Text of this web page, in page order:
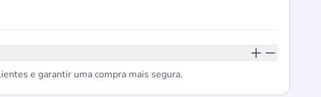
e garantir uma compra mais segura.